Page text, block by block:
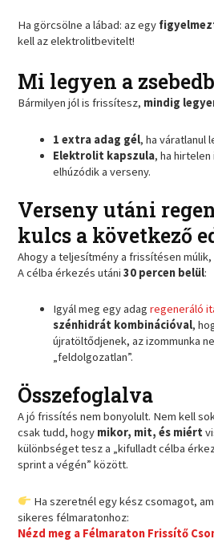
Ha görcsölne a lábad: az egy
kell az elektrolitbevitelt!
Mi legyen a
Bármilyen jól is frissítesz, mindig
1 extra adag gél, ha váratlanul
Elektrolit kapszula, ha
elhúzódik a verseny.
Verseny utáni
kulcs a következő
Ahogy a teljesítmény a frissítésen
A célba érkezés utáni30 percen belül:
Igyál meg egy adagregeneráló
szénhidrát kombinációval,
újratöltődjenek, az izommunka
„feldolgozatlan”.
Összefoglalva
A jó frissítés nem bonyolult. Nem kell
csak tudd, hogy mikor, mit, és miért
különbséget tesz a „kifulladt célba
sprint a végén” között.
Ha szeretnél egy kész csomagot,
sikeres félmaratonhoz:
Nézd meg a Félmaraton Frissítő